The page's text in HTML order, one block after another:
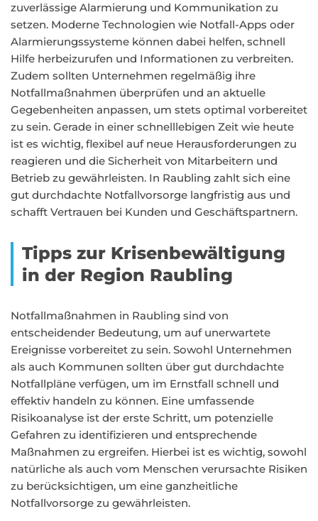
zuverlässige Alarmierung und Kommunikation zu
setzen. Moderne Technologien wie Notfall-Apps oder
Alarmierungssysteme können dabei helfen, schnell
Hilfe herbeizurufen und Informationen zu verbreiten.
Zudem sollten Unternehmen regelmäßig ihre
Notfallmaßnahmen überprüfen und an aktuelle
Gegebenheiten anpassen, um stets optimal vorbereitet
zu sein. Gerade in einer schnelllebigen Zeit wie heute
ist es wichtig, flexibel auf neue Herausforderungen zu
reagieren und die Sicherheit von Mitarbeitern und
Betrieb zu gewährleisten. In Raubling zahlt sich eine
gut durchdachte Notfallvorsorge langfristig aus und
schafft Vertrauen bei Kunden und Geschäftspartnern.
Tipps zur Krisenbewältigung
in der Region Raubling
Notfallmaßnahmen in Raubling sind von
entscheidender Bedeutung, um auf unerwartete
Ereignisse vorbereitet zu sein. Sowohl Unternehmen
als auch Kommunen sollten über gut durchdachte
Notfallpläne verfügen, um im Ernstfall schnell und
effektiv handeln zu können. Eine umfassende
Risikoanalyse ist der erste Schritt, um potenzielle
Gefahren zu identifizieren und entsprechende
Maßnahmen zu ergreifen. Hierbei ist es wichtig, sowohl
natürliche als auch vom Menschen verursachte Risiken
zu berücksichtigen, um eine ganzheitliche
Notfallvorsorge zu gewährleisten.